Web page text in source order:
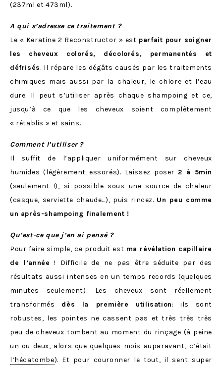
(237ml et 473ml).
A qui s’adresse ce traitement ?
Le « Keratine 2 Reconstructor » est parfait pour soigner
les cheveux colorés, décolorés, permanentés et
défrisés. Il répare les dégâts causés par les traitements
chimiques mais aussi par la chaleur, le chlore et l’eau
dure. Il peut s’utiliser après chaque shampoing et ce,
jusqu’à ce que les cheveux soient complètement
« rétablis » et sains.
Comment l’utiliser ?
Il suffit de l’appliquer uniformément sur cheveux
humides (légèrement essorés). Laissez poser 2 à 5min
(seulement !), si possible sous une source de chaleur
(casque, serviette chaude…), puis rincez. Un peu comme
un après-shampoing finalement !
Qu’est-ce que j’en ai pensé ?
Pour faire simple, ce produit est ma révélation capillaire
de l’année ! Difficile de ne pas être séduite par des
résultats aussi intenses en un temps records (quelques
minutes seulement). Les cheveux sont réellement
transformés dès la première utilisation: ils sont
robustes, les pointes ne cassent pas et très très très
peu de cheveux tombent au moment du rinçage (à peine
un ou deux, alors que quelques mois auparavant, c’était
l’hécatombe). Et pour couronner le tout, il sent super